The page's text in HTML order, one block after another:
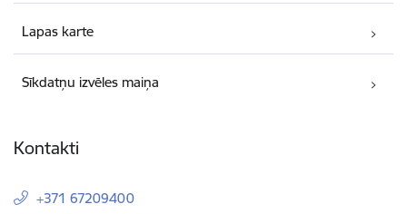
Lapas karte
Sīkdatņu izvēles maiņa
Kontakti
+371 67209400